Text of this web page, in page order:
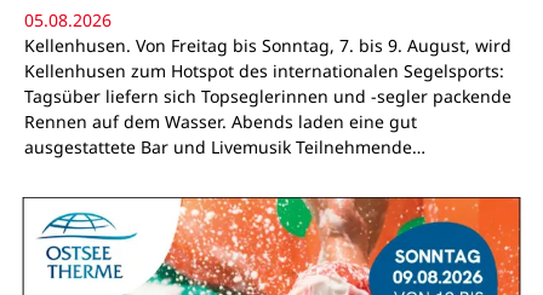
05.08.2026
Kellenhusen. Von Freitag bis Sonntag, 7. bis 9. August, wird
Kellenhusen zum Hotspot des internationalen Segelsports:
Tagsüber liefern sich Topseglerinnen und -segler packende
Rennen auf dem Wasser. Abends laden eine gut
ausgestattete Bar und Livemusik Teilnehmende…